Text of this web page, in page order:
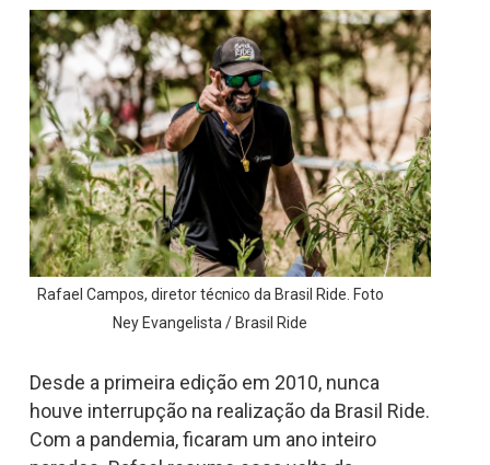
Rafael Campos, diretor técnico da Brasil Ride. Foto
Ney Evangelista / Brasil Ride
Desde a primeira edição em 2010, nunca
houve interrupção na realização da Brasil Ride.
Com a pandemia, ficaram um ano inteiro